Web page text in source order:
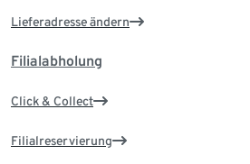
Lieferadresse ändern
Filialabholung
Click & Collect
Filialreservierung